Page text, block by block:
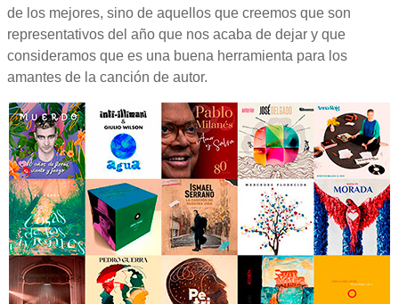
de los mejores, sino de aquellos que creemos que son
representativos del año que nos acaba de dejar y que
consideramos que es una buena herramienta para los
amantes de la canción de autor.